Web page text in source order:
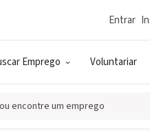
Emprego Voluntariar
Entrar
encontre um emprego
Heritage